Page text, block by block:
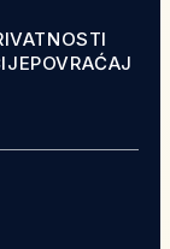
POVRAĆAJ